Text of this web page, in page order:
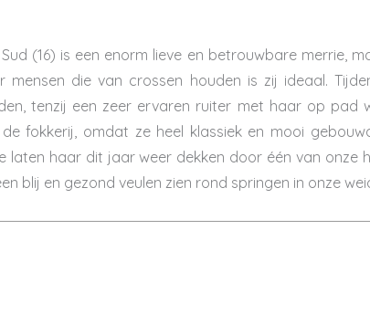
(16) is een enorm lieve en betrouwbare merrie,
mensen die van crossen houden is zij ideaal.
tenzij een zeer ervaren ruiter met haar op pad
fokkerij, omdat ze heel klassiek en mooi
laten haar dit jaar weer dekken door één van onze
blij en gezond veulen zien rond springen in onze